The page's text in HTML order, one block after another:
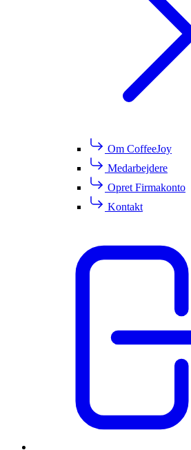
Om CoffeeJoy
Medarbejdere
Opret Firmakonto
Kontakt